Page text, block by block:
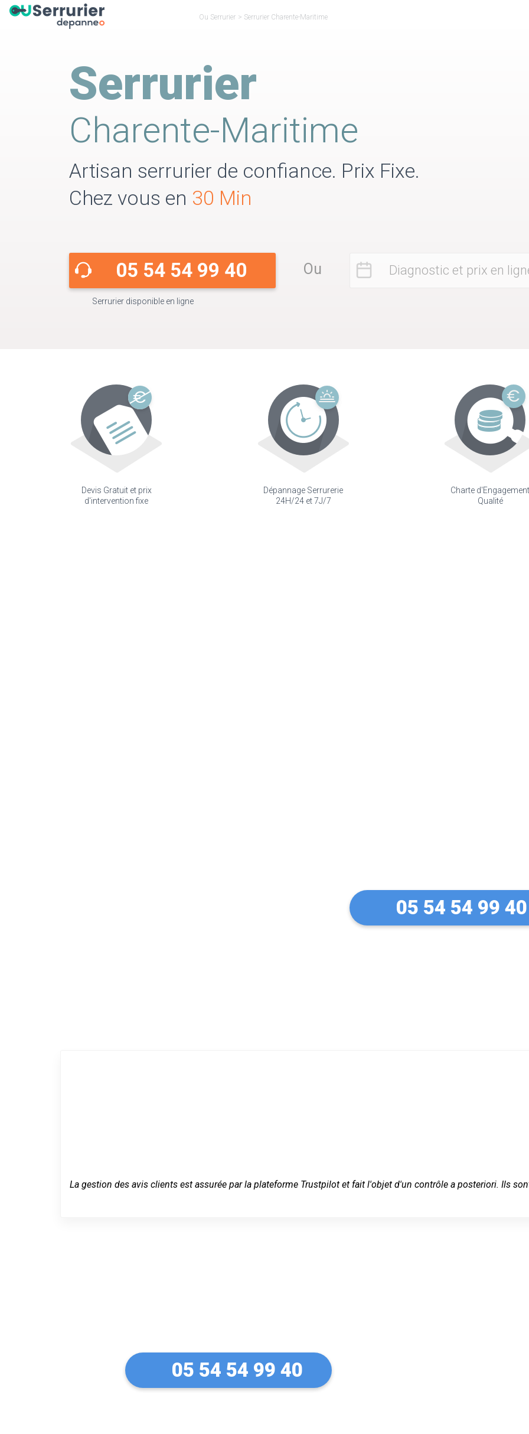
Ou Serrurier > Serrurier Charente-Maritime
Serrurier
Charente-Maritime
Artisan serrurier de confiance. Prix Fixe.
Chez vous en 30 Min
05 54 54 99 40
Serrurier disponible en ligne
Ou Diagnostic et prix en
Devis Gratuit et prix
d'intervention fixe
Dépannage Serrurerie
24H/24 et 7J/7
Charte d'Engagement
Qualité
05 54 54 99 40
La gestion des avis clients est assurée par la plateforme Trustpilot et fait l'objet d'un contrôle a posteriori. Ils
05 54 54 99 40